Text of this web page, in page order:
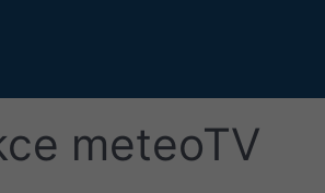
meteoTV